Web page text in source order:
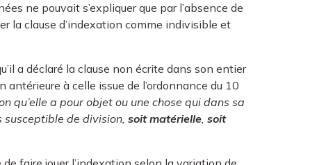
ne pouvait s’expliquer que par l’absence de
la clause d’indexation comme indivisible et
a déclaré la clause non écrite dans son entier
à celle issue de l’ordonnance du 10
qu’elle a pour objet ou une chose qui dans sa
susceptible de division,soit matérielle,soit